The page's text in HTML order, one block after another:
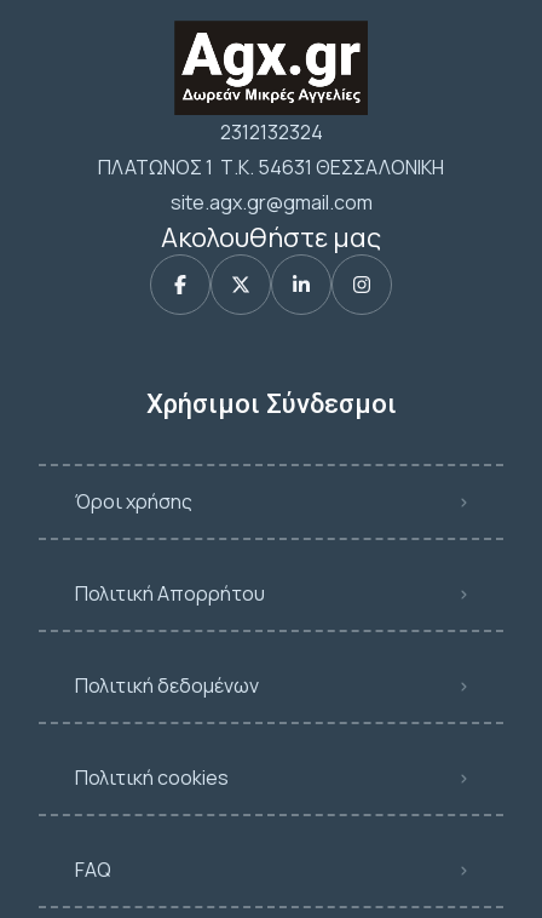
2312132324
ΠΛΑΤΩΝΟΣ 1 Τ.Κ. 54631 ΘΕΣΣΑΛΟΝΙΚΗ
site.agx.gr@gmail.com
Ακολουθήστε μας
Χρήσιμοι Σύνδεσμοι
Όροι χρήσης
Πολιτική Απορρήτου
Πολιτική δεδομένων
Πολιτική cookies
FAQ